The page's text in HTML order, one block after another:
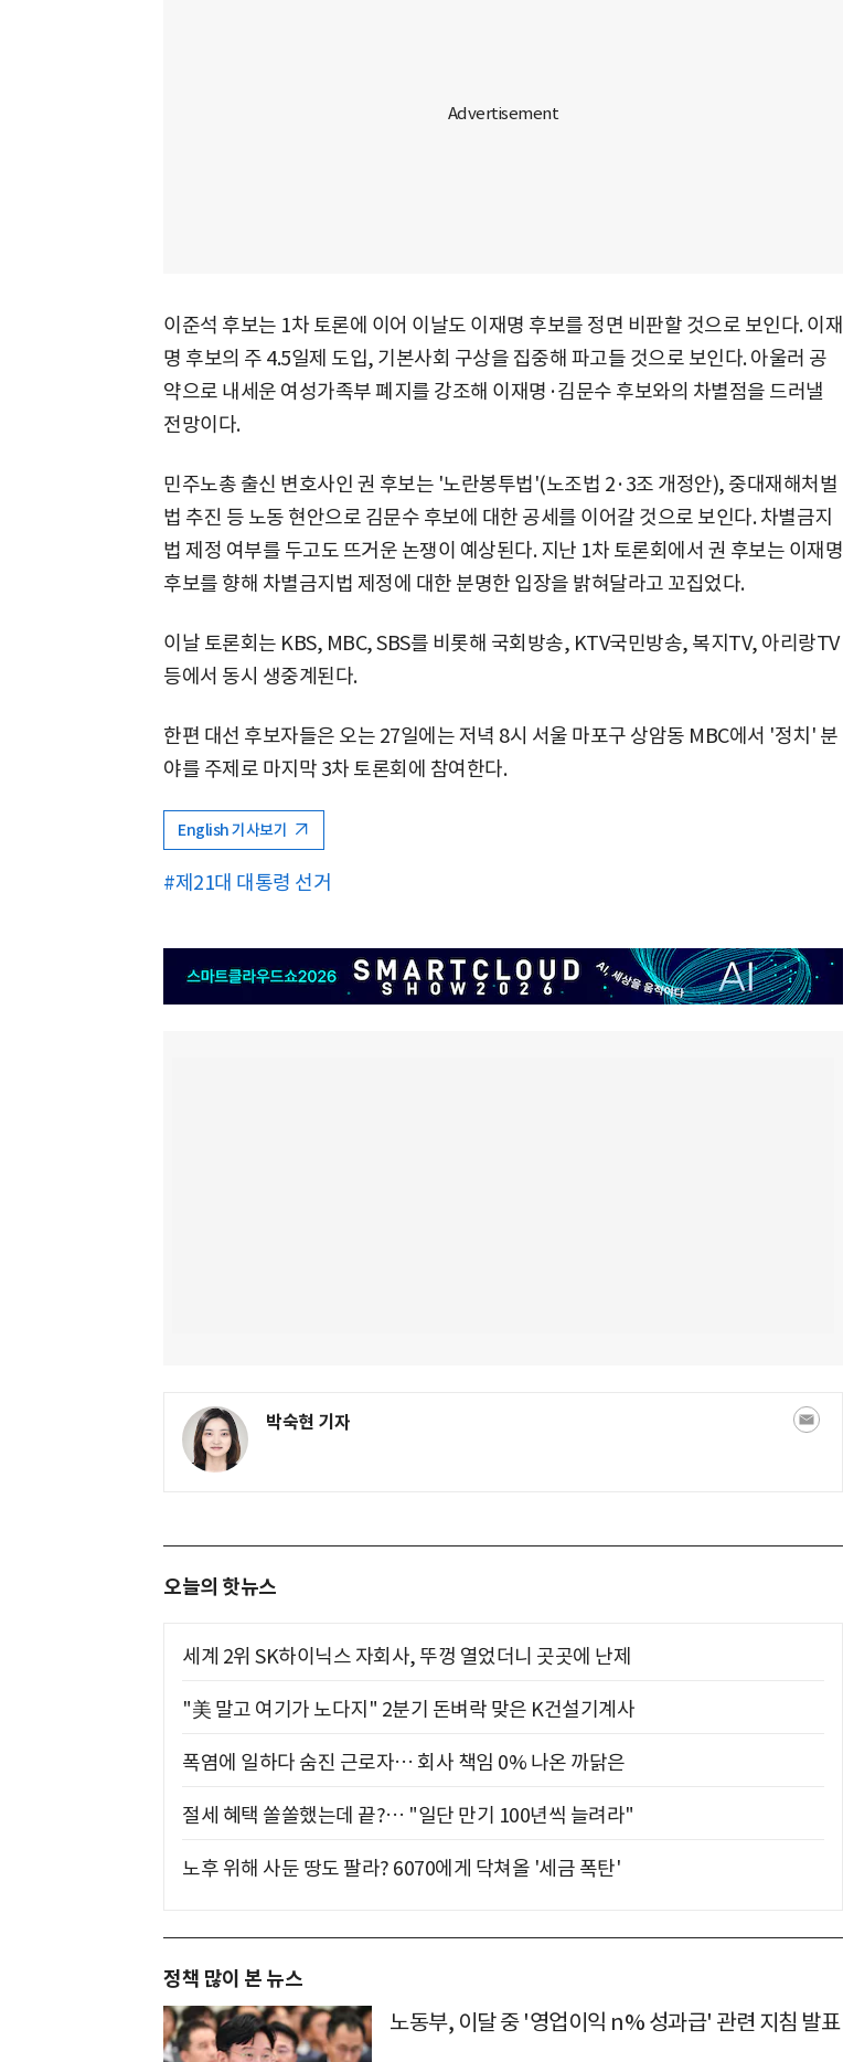
이준석 후보는 1차 토론에 이어 이날도 이재명 후보를 정면 비판할 것으로 보인다. 이재
명 후보의 주 4.5일제 도입, 기본사회 구상을 집중해 파고들 것으로 보인다. 아울러 공
약으로 내세운 여성가족부 폐지를 강조해 이재명·김문수 후보와의 차별점을 드러낼
전망이다.
민주노총 출신 변호사인 권 후보는 '노란봉투법'(노조법 2·3조 개정안), 중대재해처벌
법 추진 등 노동 현안으로 김문수 후보에 대한 공세를 이어갈 것으로 보인다. 차별금지
법 제정 여부를 두고도 뜨거운 논쟁이 예상된다. 지난 1차 토론회에서 권 후보는 이재명
후보를 향해 차별금지법 제정에 대한 분명한 입장을 밝혀달라고 꼬집었다.
이날 토론회는 KBS, MBC, SBS를 비롯해 국회방송, KTV국민방송, 복지TV, 아리랑TV
등에서 동시 생중계된다.
한편 대선 후보자들은 오는 27일에는 저녁 8시 서울 마포구 상암동 MBC에서 '정치' 분
야를 주제로 마지막 3차 토론회에 참여한다.
English 기사보기
#제21대 대통령 선거
박숙현 기자
오늘의 핫뉴스
세계 2위 SK하이닉스 자회사, 뚜껑 열었더니 곳곳에 난제
"美 말고 여기가 노다지" 2분기 돈벼락 맞은 K건설기계사
폭염에 일하다 숨진 근로자… 회사 책임 0% 나온 까닭은
절세 혜택 쏠쏠했는데 끝?… "일단 만기 100년씩 늘려라"
노후 위해 사둔 땅도 팔라? 6070에게 닥쳐올 '세금 폭탄'
정책 많이 본 뉴스
노동부, 이달 중 '영업이익 n% 성과급' 관련 지침 발표